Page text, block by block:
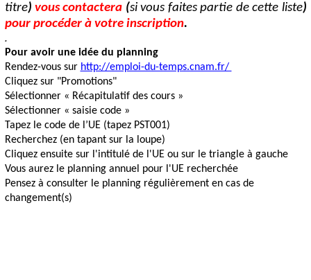
titre) vous contactera (si vous faites partie de cette liste)
pour procéder à votre inscription.
.
Pour avoir une idée du planning
Rendez-vous sur http://emploi-du-temps.cnam.fr/
Cliquez sur "Promotions"
Sélectionner « Récapitulatif des cours »
Sélectionner « saisie code »
Tapez le code de l’UE (tapez PST001)
Recherchez (en tapant sur la loupe)
Cliquez ensuite sur l'intitulé de l'UE ou sur le triangle à gauche
Vous aurez le planning annuel pour l'UE recherchée
Pensez à consulter le planning régulièrement en cas de
changement(s)